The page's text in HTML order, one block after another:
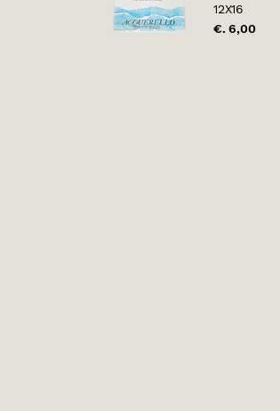
12X16
€. 6,00